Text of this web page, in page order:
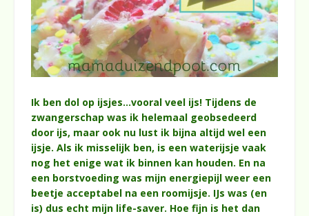
Ik ben dol op ijsjes…vooral veel ijs! Tijdens de
zwangerschap was ik helemaal geobsedeerd
door ijs, maar ook nu lust ik bijna altijd wel een
ijsje. Als ik misselijk ben, is een waterijsje vaak
nog het enige wat ik binnen kan houden. En na
een borstvoeding was mijn energiepijl weer een
beetje acceptabel na een roomijsje. IJs was (en
is) dus echt mijn life-saver. Hoe fijn is het dan